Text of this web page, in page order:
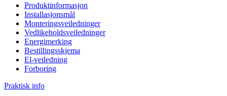
Produktinformasjon
Installasjonsmål
Monteringsveiledninger
Vedlikeholdsveiledninger
Energimerking
Bestillingsskjema
El-veiledning
Forboring
Praktisk info